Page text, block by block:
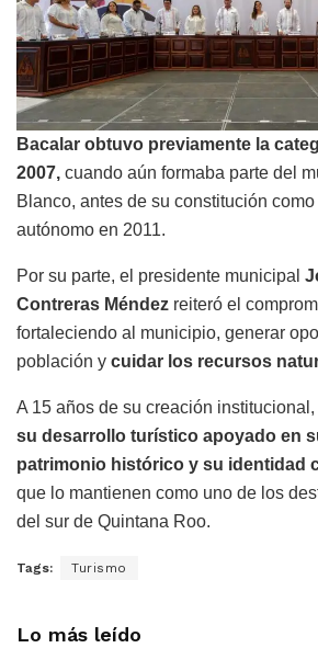
Bacalar obtuvo previamente la
2007, cuando aún formaba parte del
Blanco, antes de su constitución
autónomo en 2011.
Por su parte, el presidente municipal
Contreras Méndez reiteró el
fortaleciendo al municipio, generar
población y cuidar los recursos
A 15 años de su creación institucional,
su desarrollo turístico apoyado en
patrimonio histórico y su identidad
que lo mantienen como uno de los
del sur de Quintana Roo.
Tags: Turismo
Lo más leído